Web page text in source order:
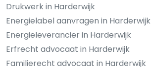
Drukwerk in Harderwijk
Energielabel aanvragen in Harderwijk
Energieleverancier in Harderwijk
Erfrecht advocaat in Harderwijk
Familierecht advocaat in Harderwijk